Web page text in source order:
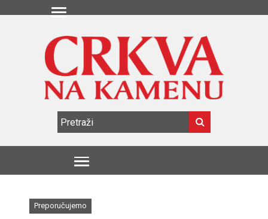
Preporučujemo